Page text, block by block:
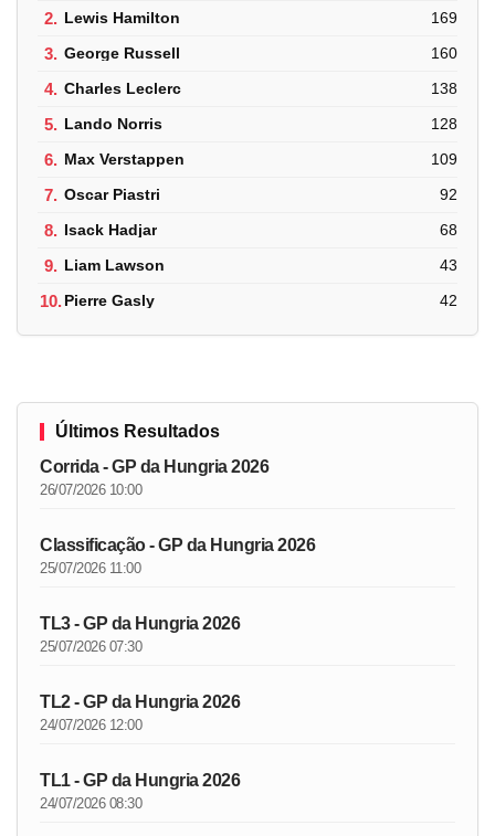
2. Lewis Hamilton 169
3. George Russell 160
4. Charles Leclerc 138
5. Lando Norris 128
6. Max Verstappen 109
7. Oscar Piastri 92
8. Isack Hadjar 68
9. Liam Lawson 43
10.Pierre Gasly 42
Últimos Resultados
Corrida - GP da Hungria 2026
26/07/2026 10:00
Classificação - GP da Hungria 2026
25/07/2026 11:00
TL3 - GP da Hungria 2026
25/07/2026 07:30
TL2 - GP da Hungria 2026
24/07/2026 12:00
TL1 - GP da Hungria 2026
24/07/2026 08:30